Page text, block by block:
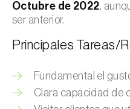
Octubre de 2022,
ser anterior.
Principales Tareas/
Fundamental el
Clara capacidad de